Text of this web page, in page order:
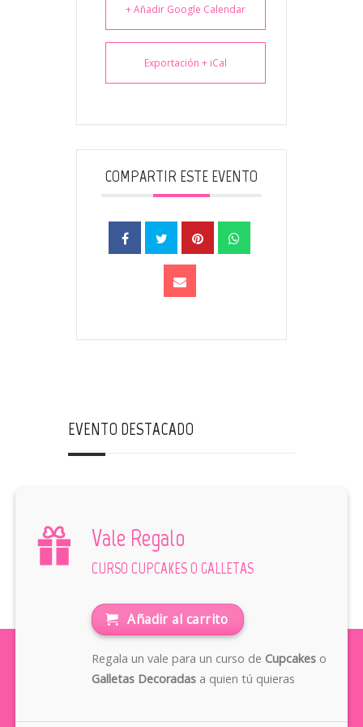
+ Añadir Google Calendar
Exportación + iCal
COMPARTIR ESTE EVENTO
EVENTO DESTACADO
Vale Regalo
CURSO CUPCAKES O GALLETAS
Añadir al carrito
Regala un vale para un curso de Cupcakeso
Galletas Decoradasa quien tú quieras